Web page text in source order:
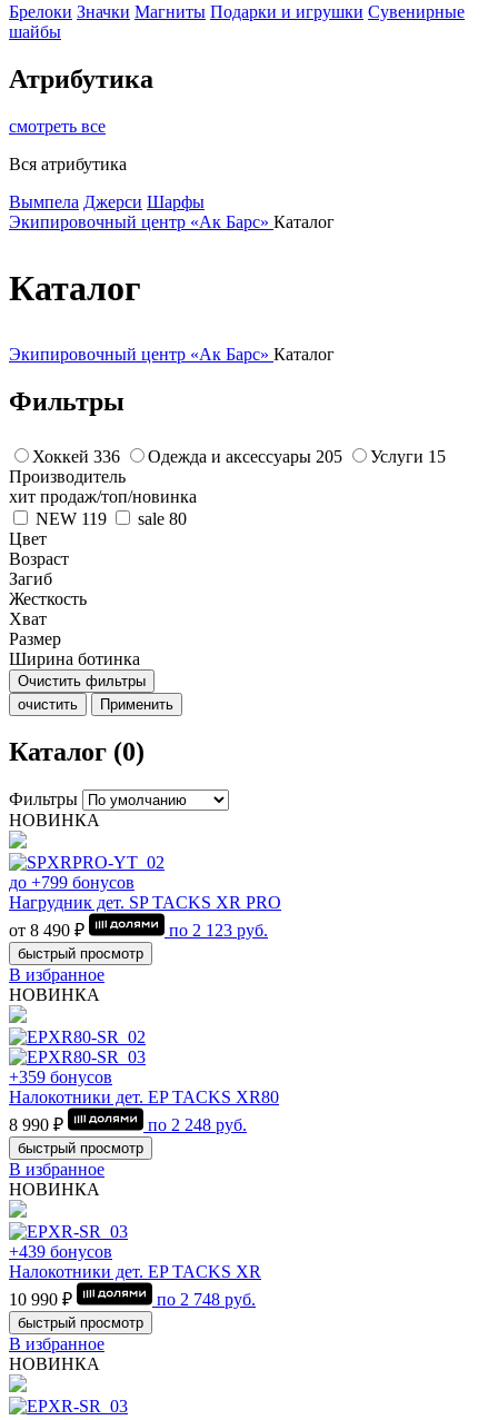
Брелоки Значки Магниты Подарки и игрушки Сувенирные
шайбы
Атрибутика
смотреть все
Вся атрибутика
Вымпела Джерси Шарфы
Экипировочный центр «Ак Барс» Каталог
Каталог
Экипировочный центр «Ак Барс» Каталог
Фильтры
Хоккей 336 Одежда и аксессуары 205 Услуги 15
Производитель
хит продаж/топ/новинка
NEW 119 sale 80
Цвет
Возраст
Загиб
Жесткость
Хват
Размер
Ширина ботинка
Очистить фильтры
очистить
Применить
Каталог (0)
Фильтры
НОВИНКА
до +799 бонусов
Нагрудник дет. SP TACKS XR PRO
от 8 490 ₽
по 2 123 руб.
быстрый просмотр
В избранное
НОВИНКА
+359 бонусов
Налокотники дет. EP TACKS XR80
8 990 ₽
по 2 248 руб.
быстрый просмотр
В избранное
НОВИНКА
+439 бонусов
Налокотники дет. EP TACKS XR
10 990 ₽
по 2 748 руб.
быстрый просмотр
В избранное
НОВИНКА